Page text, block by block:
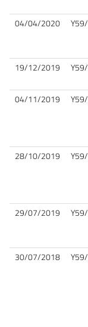
04/04/2020
19/12/2019
04/11/2019
28/10/2019
29/07/2019
30/07/2018